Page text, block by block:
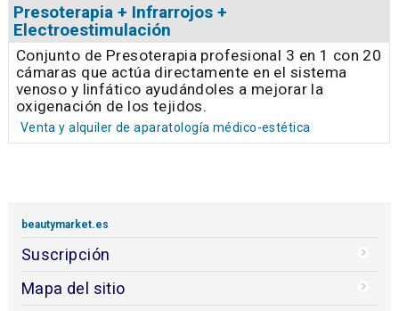
Presoterapia + Infrarrojos +
Electroestimulación
Conjunto de Presoterapia profesional 3 en 1 con 20
cámaras que actúa directamente en el sistema
venoso y linfático ayudándoles a mejorar la
oxigenación de los tejidos.
Venta y alquiler de aparatología médico-estética
beautymarket.es
Suscripción
Mapa del sitio